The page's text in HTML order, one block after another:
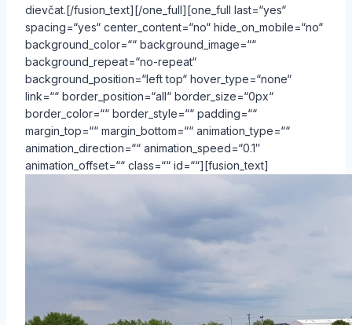
dievčat.[/fusion_text][/one_full][one_full last=“yes“
spacing=“yes“ center_content=“no“ hide_on_mobile=“no“
background_color=““ background_image=““
background_repeat=“no-repeat“
background_position=“left top“ hover_type=“none“
link=““ border_position=“all“ border_size=“0px“
border_color=““ border_style=““ padding=““
margin_top=““ margin_bottom=““ animation_type=““
animation_direction=““ animation_speed=“0.1″
animation_offset=““ class=““ id=““][fusion_text]